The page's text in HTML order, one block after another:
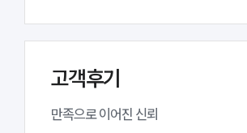
언론보도
뉴스레터/브로슈어
고객후기
만족으로 이어진 신뢰